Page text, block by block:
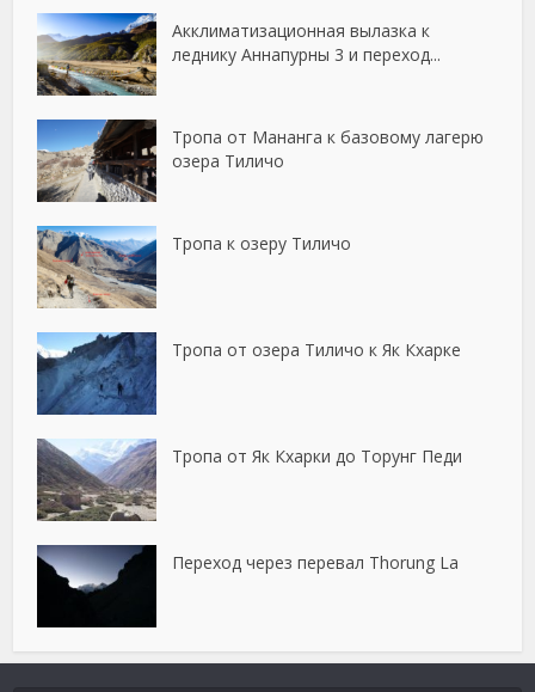
Акклиматизационная вылазка к
леднику Аннапурны 3 и переход...
Тропа от Мананга к базовому лагерю
озера Тиличо
Тропа к озеру Тиличо
Тропа от озера Тиличо к Як Кхарке
Тропа от Як Кхарки до Торунг Педи
Переход через перевал Thorung La